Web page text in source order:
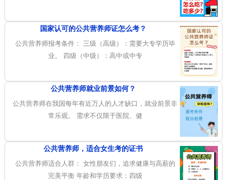
国家认可的公共营养师证怎么考？
公共营养师报考条件： 三级（高级）：需要大专学历毕
业。 四级（中级）：高中或中专
公共营养师就业前景如何？
公共营养师在我国每年有近万人的人才缺口，就业前景非
常乐观。 需求不仅限于医院、健
公共营养师，适合女生考的证书
公共营养师适合人群： 女性朋友们，追求健康与高薪的
完美平衡 年龄和学历要求：四级